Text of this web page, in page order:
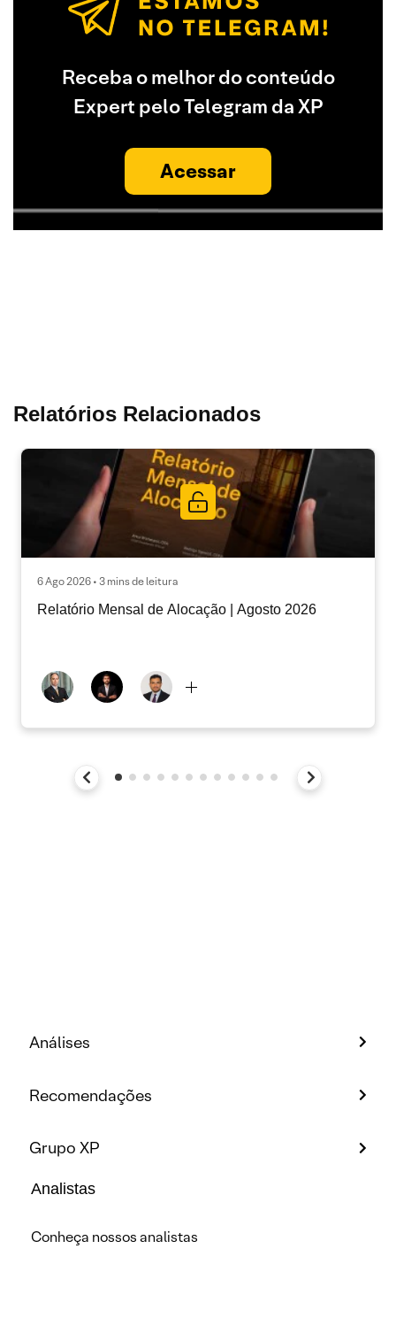
Receba o melhor do conteúdo
Expert pelo Telegram da XP
Acessar
Relatórios Relacionados
6 Ago 2026 • 3 mins de leitura
Relatório Mensal de Alocação | Agosto 2026
Análises
Recomendações
Grupo XP
Analistas
Conheça nossos analistas